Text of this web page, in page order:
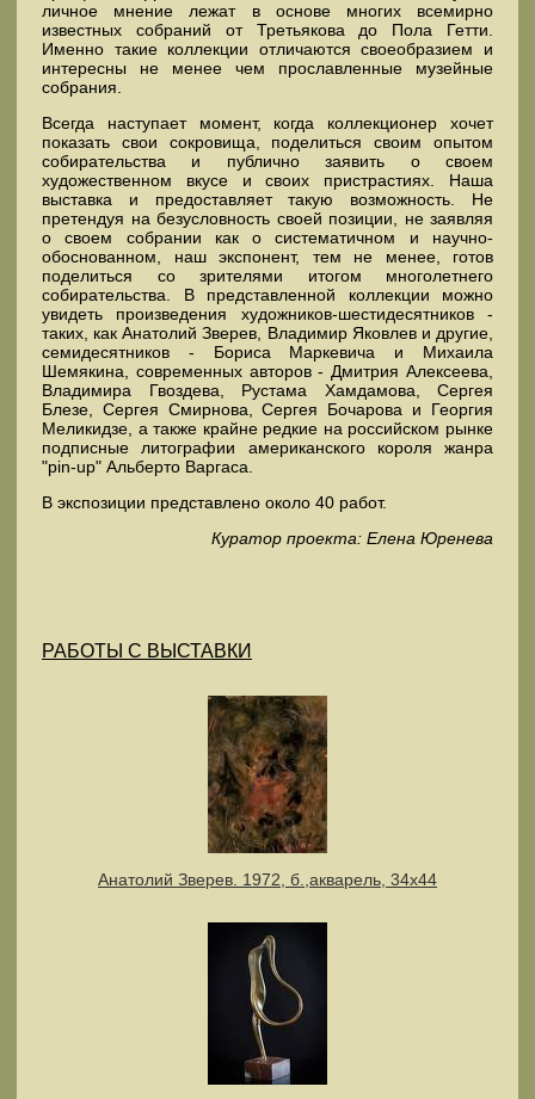
личное мнение лежат в основе многих всемирно
известных собраний от Третьякова до Пола Гетти.
Именно такие коллекции отличаются своеобразием и
интересны не менее чем прославленные музейные
собрания.
Всегда наступает момент, когда коллекционер хочет
показать свои сокровища, поделиться своим опытом
собирательства и публично заявить о своем
художественном вкусе и своих пристрастиях. Наша
выставка и предоставляет такую возможность. Не
претендуя на безусловность своей позиции, не заявляя
о своем собрании как о систематичном и научно-
обоснованном, наш экспонент, тем не менее, готов
поделиться со зрителями итогом многолетнего
собирательства. В представленной коллекции можно
увидеть произведения художников-шестидесятников -
таких, как Анатолий Зверев, Владимир Яковлев и другие,
семидесятников - Бориса Маркевича и Михаила
Шемякина, современных авторов - Дмитрия Алексеева,
Владимира Гвоздева, Рустама Хамдамова, Сергея
Блезе, Сергея Смирнова, Сергея Бочарова и Георгия
Меликидзе, а также крайне редкие на российском рынке
подписные литографии американского короля жанра
"pin-up" Альберто Варгаса.
В экспозиции представлено около 40 работ.
Куратор проекта: Елена Юренева
РАБОТЫ С ВЫСТАВКИ
Анатолий Зверев. 1972, б.,акварель, 34х44